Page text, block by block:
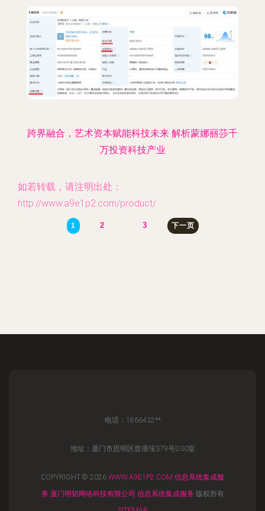
跨界融合，艺术资本赋能科技未来 解析蒙娜丽莎千
万投资科技产业
如若转载，请注明出处：
http://www.a9e1p2.com/product/
1 2 3 下一页
电话：1866432**
地址：厦门市思明区曾厝垵379号D30室
COPYRIGHT © 2026 WWW.A9E1P2.COM 信息系统集成服
务 厦门明韬网络科技有限公司 信息系统集成服务 版权所有